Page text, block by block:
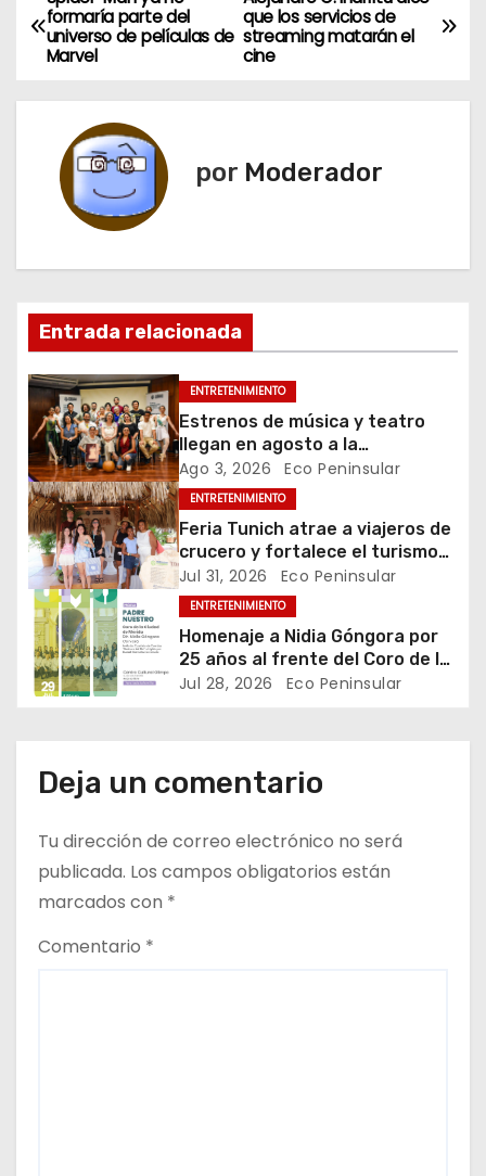
N
a
v
c
ó
n
d
e
e
n
t
r
d
a
s
que los servicios de
streaming matarán el
cine
formaría parte del
universo de películas de
Marvel
por Moderador
Entrada relacionada
ENTRETENIMIENTO
Estrenos de música y teatro
llegan en agosto a la
Temporada Olimpo
Ago 3, 2026 Eco Peninsular
ENTRETENIMIENTO
Feria Tunich atrae a viajeros de
crucero y fortalece el turismo
comunitario
Jul 31, 2026 Eco Peninsular
ENTRETENIMIENTO
Homenaje a Nidia Góngora por
25 años al frente del Coro de la
Ciudad de Mérida
Jul 28, 2026 Eco Peninsular
Deja un comentario
Tu dirección de correo electrónico no será
publicada. Los campos obligatorios están
marcados con *
Comentario *